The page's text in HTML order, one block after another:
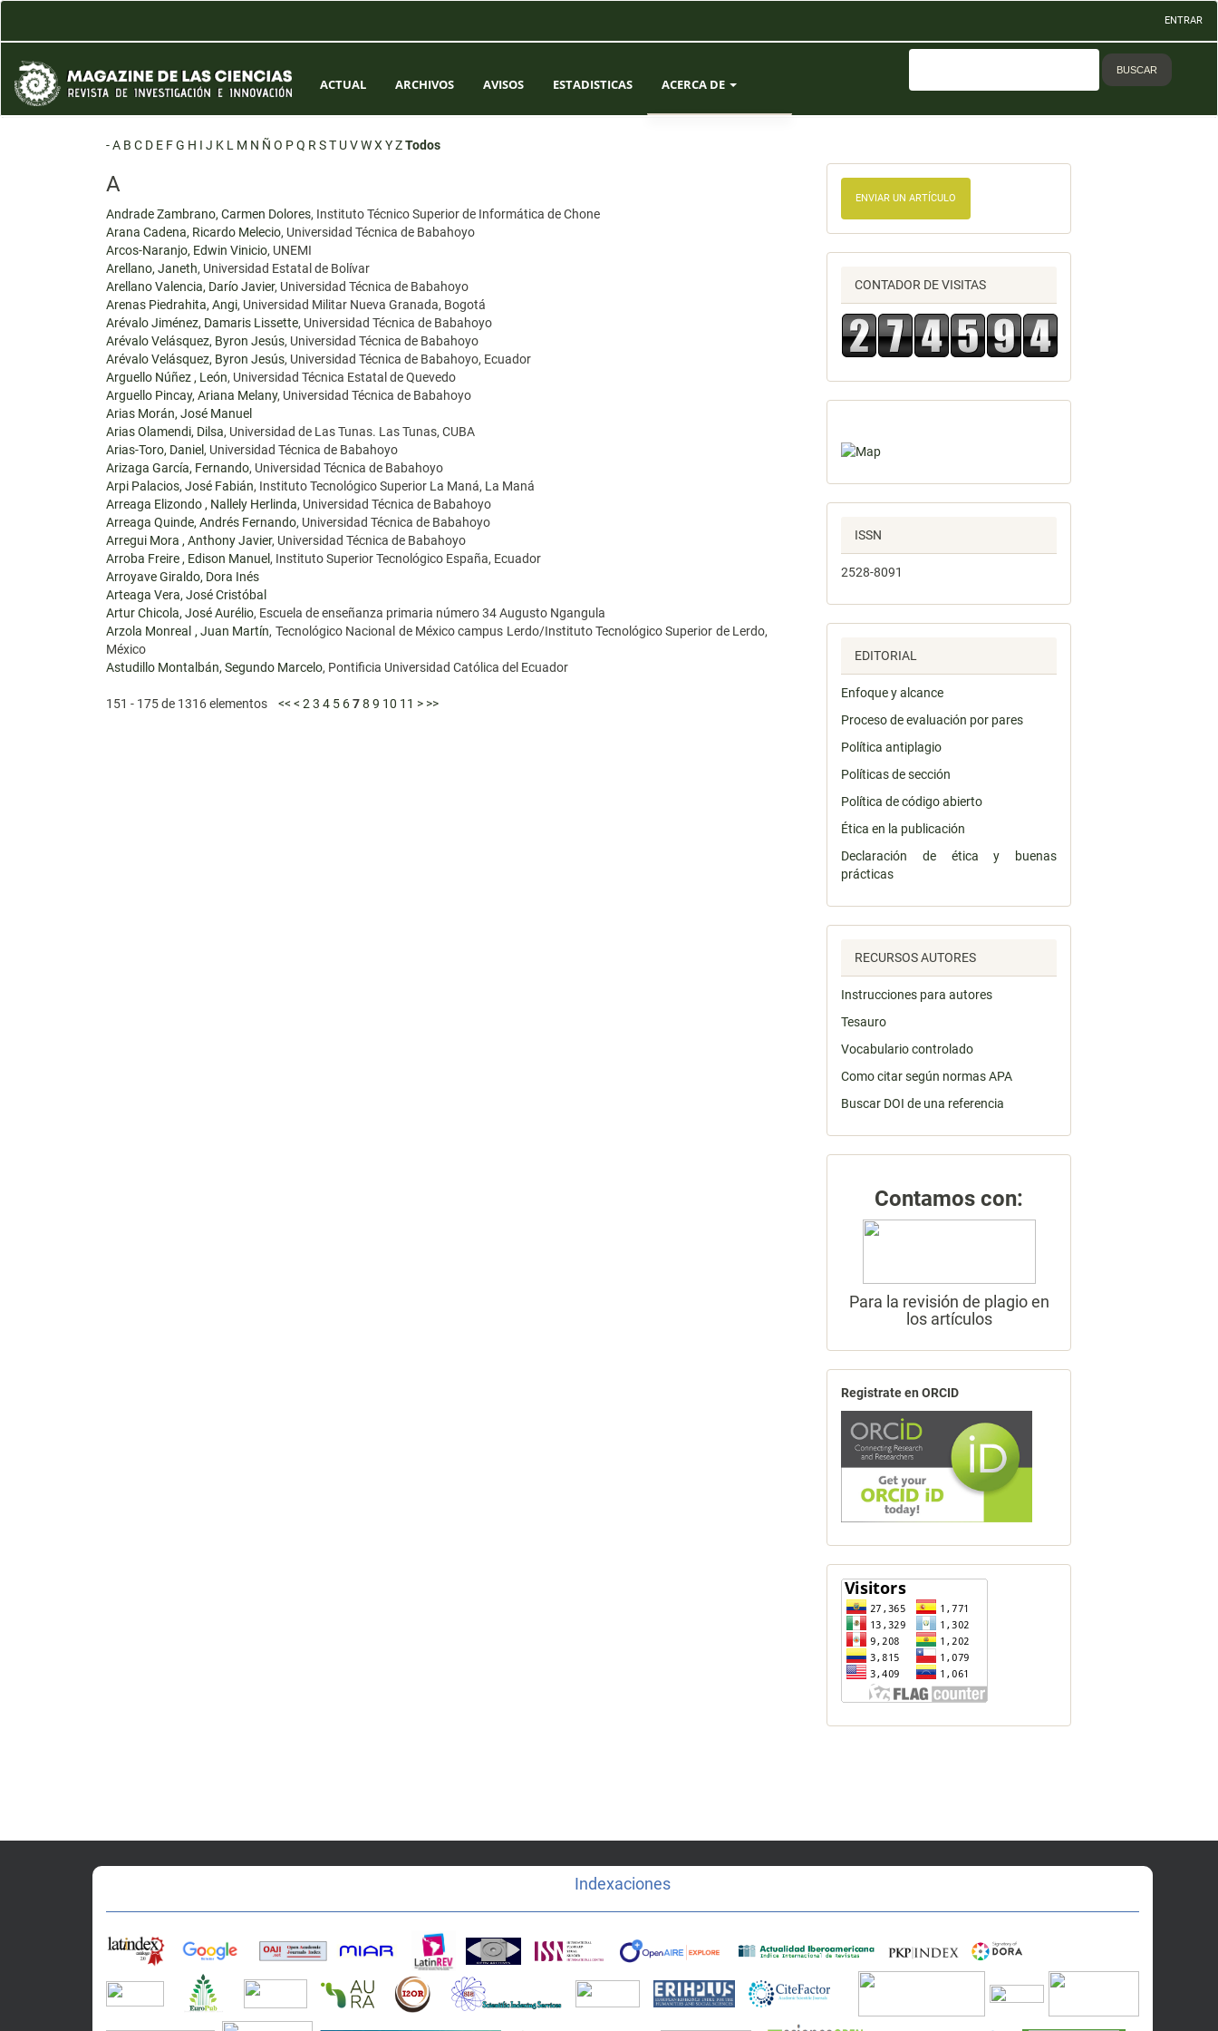
Contenido
principal
Barra
lateral
ENTRAR
ACTUAL ARCHIVOS AVISOS ESTADISTICAS ACERCA DE
BUSCAR
-A B C D E FG H I J K L M N Ñ O PQ R ST UVWX YZTodos
A
Andrade Zambrano, Carmen Dolores, Instituto Técnico Superior de Informática de Chone
Arana Cadena, Ricardo Melecio, Universidad Técnica de Babahoyo
Arcos-Naranjo, Edwin Vinicio, UNEMI
Arellano, Janeth, Universidad Estatal de Bolívar
Arellano Valencia, Darío Javier, Universidad Técnica de Babahoyo
Arenas Piedrahita, Angi, Universidad Militar Nueva Granada, Bogotá
Arévalo Jiménez, Damaris Lissette, Universidad Técnica de Babahoyo
Arévalo Velásquez, Byron Jesús, Universidad Técnica de Babahoyo
Arévalo Velásquez, Byron Jesús, Universidad Técnica de Babahoyo, Ecuador
Arguello Núñez , León, Universidad Técnica Estatal de Quevedo
Arguello Pincay, Ariana Melany, Universidad Técnica de Babahoyo
Arias Morán, José Manuel
Arias Olamendi, Dilsa, Universidad de Las Tunas. Las Tunas, CUBA
Arias-Toro, Daniel , Universidad Técnica de Babahoyo
Arizaga García, Fernando, Universidad Técnica de Babahoyo
Arpi Palacios, José Fabián, Instituto Tecnológico Superior La Maná, La Maná
Arreaga Elizondo , Nallely Herlinda, Universidad Técnica de Babahoyo
Arreaga Quinde, Andrés Fernando, Universidad Técnica de Babahoyo
Arregui Mora , Anthony Javier, Universidad Técnica de Babahoyo
Arroba Freire , Edison Manuel , Instituto Superior Tecnológico España, Ecuador
Arroyave Giraldo, Dora Inés
Arteaga Vera, José Cristóbal
Artur Chicola, José Aurélio, Escuela de enseñanza primaria número 34 Augusto Ngangula
Arzola Monreal , Juan Martín, Tecnológico Nacional de México campus Lerdo/Instituto Tecnológico Superior de Lerdo,
México
Astudillo Montalbán, Segundo Marcelo, Pontificia Universidad Católica del Ecuador
151 - 175 de 1316 elementos << < 2 3 4 5 678 9 10 11 > >>
ENVIAR UN ARTÍCULO
CONTADOR DE VISITAS
ISSN
2528-8091
EDITORIAL
Enfoque y alcance
Proceso de evaluación por pares
Política antiplagio
Políticas de sección
Política de código abierto
Ética en la publicación
Declaración de ética y buenas
prácticas
RECURSOS AUTORES
Instrucciones para autores
Tesauro
Vocabulario controlado
Como citar según normas APA
Buscar DOI de una referencia
Contamos con:
Para la revisión de plagio en
los artículos
Registrate en ORCID
Indexaciones